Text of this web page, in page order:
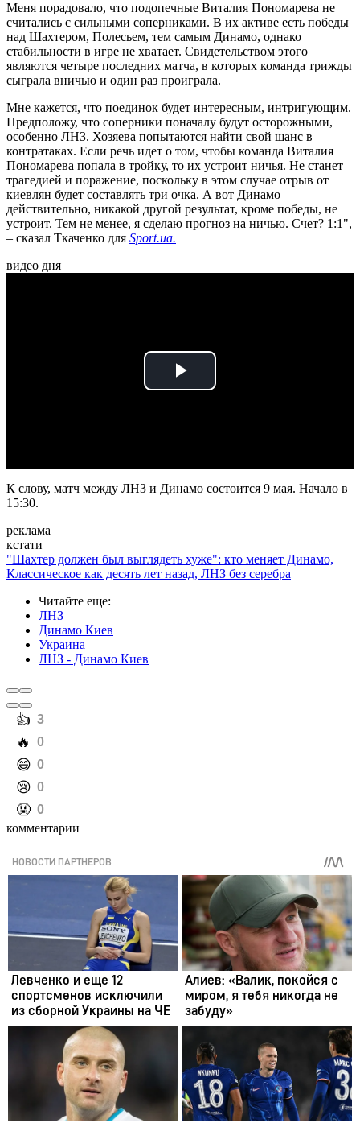
Меня порадовало, что подопечные Виталия Пономарева не
считались с сильными соперниками. В их активе есть победы
над Шахтером, Полесьем, тем самым Динамо, однако
стабильности в игре не хватает. Свидетельством этого
являются четыре последних матча, в которых команда трижды
сыграла вничью и один раз проиграла.
Мне кажется, что поединок будет интересным, интригующим.
Предположу, что соперники поначалу будут осторожными,
особенно ЛНЗ. Хозяева попытаются найти свой шанс в
контратаках. Если речь идет о том, чтобы команда Виталия
Пономарева попала в тройку, то их устроит ничья. Не станет
трагедией и поражение, поскольку в этом случае отрыв от
киевлян будет составлять три очка. А вот Динамо
действительно, никакой другой результат, кроме победы, не
устроит. Тем не менее, я сделаю прогноз на ничью. Счет? 1:1",
– сказал Ткаченко для Sport.ua.
видео дня
Play
К слову, матч между ЛНЗ и Динамо состоится 9 мая. Начало в
15:30.
реклама
кстати
"Шахтер должен был выглядеть хуже": кто меняет Динамо,
Классическое как десять лет назад, ЛНЗ без серебра
Читайте еще:
ЛНЗ
Динамо Киев
Украина
ЛНЗ - Динамо Киев
️👍 3
️🔥 0
️😄 0
️😢 0
️🤬 0
комментарии